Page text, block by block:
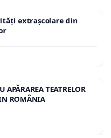
extrașcolare din
APĂRAREA TEATRELOR
ROMÂNIA